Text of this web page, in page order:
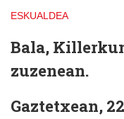
ESKUALDEA
Bala,
zuzenean.
Gaztetxean,